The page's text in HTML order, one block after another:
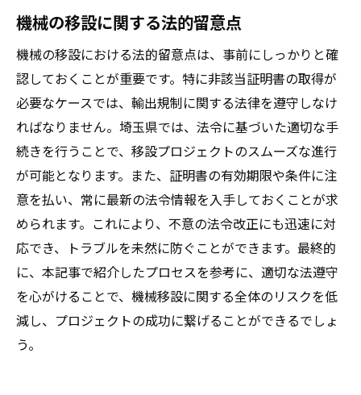
機械の移設に関する法的留意点
機械の移設における法的留意点は、事前にしっかりと確
認しておくことが重要です。特に非該当証明書の取得が
必要なケースでは、輸出規制に関する法律を遵守しなけ
ればなりません。埼玉県では、法令に基づいた適切な手
続きを行うことで、移設プロジェクトのスムーズな進行
が可能となります。また、証明書の有効期限や条件に注
意を払い、常に最新の法令情報を入手しておくことが求
められます。これにより、不意の法令改正にも迅速に対
応でき、トラブルを未然に防ぐことができます。最終的
に、本記事で紹介したプロセスを参考に、適切な法遵守
を心がけることで、機械移設に関する全体のリスクを低
減し、プロジェクトの成功に繋げることができるでしょ
う。